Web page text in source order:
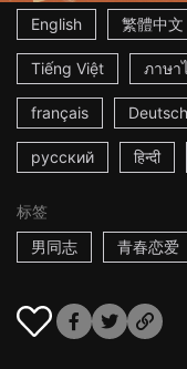
English
繁體中文
Tiếng Việt ภาษา
français Deutsch
русский हिन्दी
标签
男同志
青春恋爱